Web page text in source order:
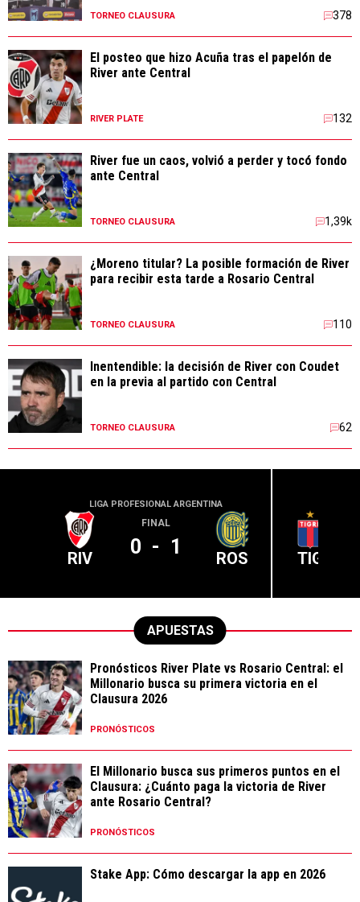
TORNEO CLAUSURA 378
El posteo que hizo Acuña tras el papelón de
River ante Central
RIVER PLATE 132
River fue un caos, volvió a perder y tocó fondo
ante Central
TORNEO CLAUSURA 1,39k
¿Moreno titular? La posible formación de River
para recibir esta tarde a Rosario Central
TORNEO CLAUSURA 110
Inentendible: la decisión de River con Coudet
en la previa al partido con Central
TORNEO CLAUSURA 62
LIGA PROFESIONAL ARGENTINA
RIV
FINAL
0 - 1 ROS TIG
APUESTAS
Pronósticos River Plate vs Rosario Central: el
Millonario busca su primera victoria en el
Clausura 2026
PRONÓSTICOS
El Millonario busca sus primeros puntos en el
Clausura: ¿Cuánto paga la victoria de River
ante Rosario Central?
PRONÓSTICOS
Stake App: Cómo descargar la app en 2026